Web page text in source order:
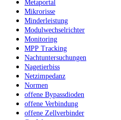
Metaportal
Mikrorisse
Minderleistung
Modulwechselrichter
Monitoring
MPP Tracking
Nachtuntersuchungen
Nagetierbiss
Netzimpedanz
Normen
offene Bypassdioden
offene Verbindung
offene Zellverbinder